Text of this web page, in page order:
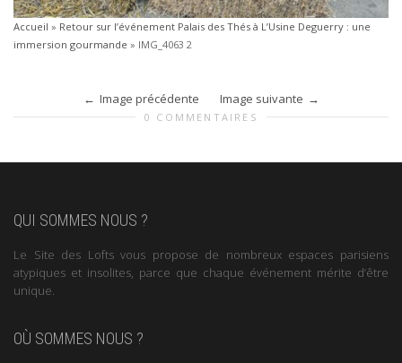
Accueil » Retour sur l’événement Palais des Thés à L’Usine Deguerry : une
immersion gourmande » IMG_4063 2
Image précédente Image suivante
0 COMMENTAIRES
QUI SOMMES NOUS ?
Le Site des Lofts vous propose de nombreux espaces parisiens
atypiques et insolites, parce que chaque événement mérite d’être
unique.
OÙ SOMMES NOUS ?